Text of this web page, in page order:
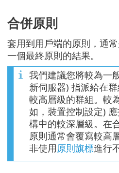
合併原則
套用到用戶端的原則，通
一個最終原則的結果。
我們建議您將較為一
新伺服器) 指派給在
較高層級的群組。較
如，裝置控制設定)
構中的較深層級。在
原則通常會覆寫較高
非使用原則旗標進行